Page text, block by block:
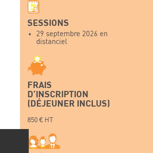
SESSIONS
29 septembre 2026 en
distanciel
FRAIS
D’INSCRIPTION
(DÉJEUNER INCLUS)
850 € HT